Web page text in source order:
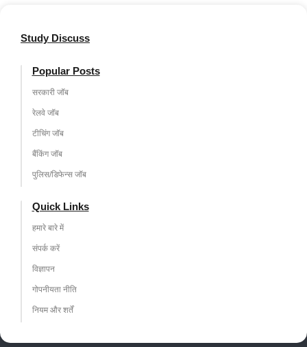
Study Discuss
Popular Posts
सरकारी जॉब
रेलवे जॉब
टीचिंग जॉब
बैंकिंग जॉब
पुलिस/डिफेन्स जॉब
Quick Links
हमारे बारे में
संपर्क करें
विज्ञापन
गोपनीयता नीति
नियम और शर्तें